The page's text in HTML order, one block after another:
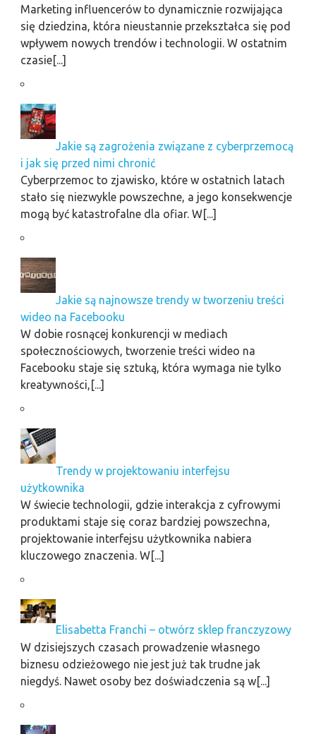
Marketing influencerów to dynamicznie rozwijająca
się dziedzina, która nieustannie przekształca się pod
wpływem nowych trendów i technologii. W ostatnim
czasie[...]
Jakie są zagrożenia związane z cyberprzemocą
i jak się przed nimi chronić
Cyberprzemoc to zjawisko, które w ostatnich latach
stało się niezwykle powszechne, a jego konsekwencje
mogą być katastrofalne dla ofiar. W[...]
Jakie są najnowsze trendy w tworzeniu treści
wideo na Facebooku
W dobie rosnącej konkurencji w mediach
społecznościowych, tworzenie treści wideo na
Facebooku staje się sztuką, która wymaga nie tylko
kreatywności,[...]
Trendy w projektowaniu interfejsu
użytkownika
W świecie technologii, gdzie interakcja z cyfrowymi
produktami staje się coraz bardziej powszechna,
projektowanie interfejsu użytkownika nabiera
kluczowego znaczenia. W[...]
Elisabetta Franchi – otwórz sklep franczyzowy
W dzisiejszych czasach prowadzenie własnego
biznesu odzieżowego nie jest już tak trudne jak
niegdyś. Nawet osoby bez doświadczenia są w[...]